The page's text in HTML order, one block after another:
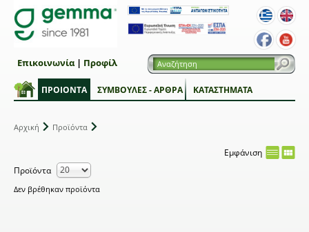
ΠΡΟΙΟΝΤΑ ΣΥΜΒΟΥΛΕΣ - ΑΡΘΡΑ ΚΑΤΑΣΤΗΜΑΤΑ
Επικοινωνία| Προφίλ
Αρχική Προϊόντα
Εμφάνιση
Προϊόντα
Δεν βρέθηκαν προϊόντα